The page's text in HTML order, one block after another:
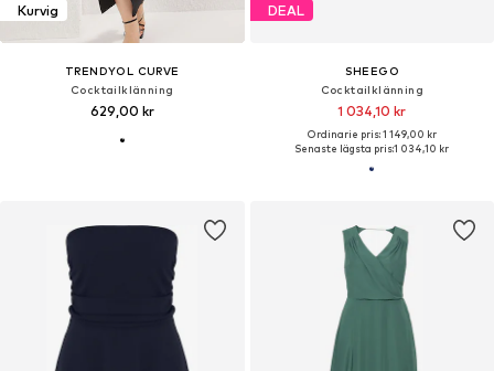
Kurvig
TRENDYOL CURVE
Cocktailklänning
629,00 kr
DEAL
SHEEGO
Cocktailklänning
1 034,10 kr
Ordinarie pris: 1 149,00 kr
Senaste lägsta pris:1 034,10 kr